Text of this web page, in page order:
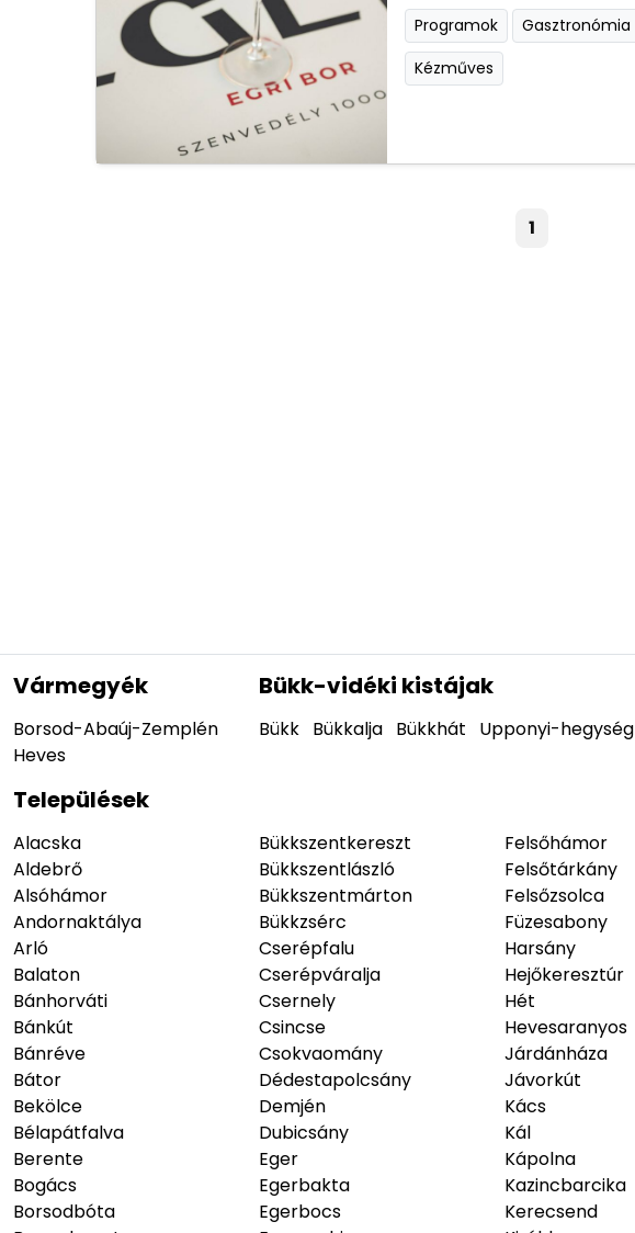
Programok Gasztronómia
Kézműves
1
Vármegyék
Borsod-Abaúj-Zemplén
Heves
Bükk-vidéki kistájak
Bükk Bükkalja Bükkhát Upponyi-hegység
Települések
Alacska
Aldebrő
Alsóhámor
Andornaktálya
Arló
Balaton
Bánhorváti
Bánkút
Bánréve
Bátor
Bekölce
Bélapátfalva
Berente
Bogács
Borsodbóta
Bükkszentkereszt
Bükkszentlászló
Bükkszentmárton
Bükkzsérc
Cserépfalu
Cserépváralja
Csernely
Csincse
Csokvaomány
Dédestapolcsány
Demjén
Dubicsány
Eger
Egerbakta
Egerbocs
Felsőhámor
Felsőtárkány
Felsőzsolca
Füzesabony
Harsány
Hejőkeresztúr
Hét
Hevesaranyos
Járdánháza
Jávorkút
Kács
Kál
Kápolna
Kazincbarcika
Kerecsend